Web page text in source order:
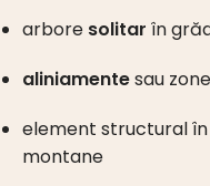
arbore solitar în
aliniamentesau
element structural în
montane